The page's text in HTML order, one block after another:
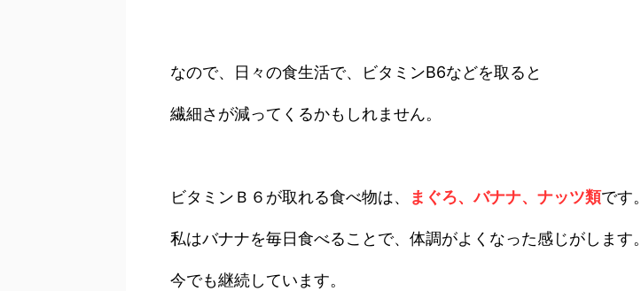
なので、日々の食生活で、ビタミンB6などを取ると
繊細さが減ってくるかもしれません。
ビタミンＢ６が取れる食べ物は、 まぐろ、バナナ、ナッツ類です。
私はバナナを毎日食べることで、体調がよくなった感じがします。
今でも継続しています。